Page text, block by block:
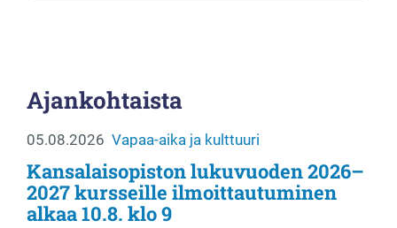
Ajankohtaista
05.08.2026 Vapaa-aika ja kulttuuri
Kansalaisopiston lukuvuoden 2026–
2027 kursseille ilmoittautuminen
alkaa 10.8. klo 9